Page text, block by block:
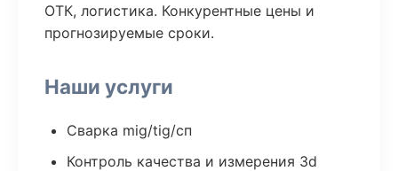
ОТК, логистика. Конкурентные цены и
прогнозируемые сроки.
Наши услуги
Сварка mig/tig/сп
Контроль качества и измерения 3d